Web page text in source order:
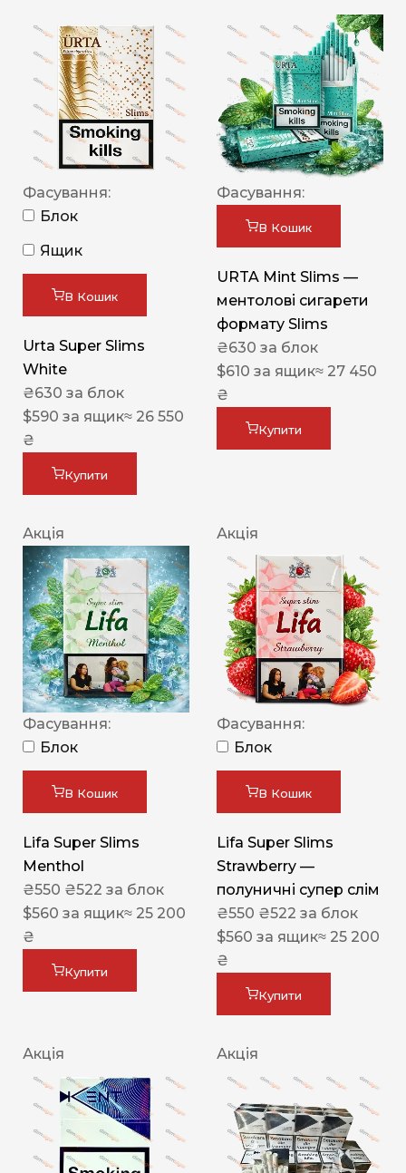
Фасування:
Блок
Ящик
В Кошик
Urta Super Slims
White
₴630 за блок
$590 за ящик≈ 26 550
₴
Купити
Фасування:
В Кошик
URTA Mint Slims —
ментолові сигарети
формату Slims
₴630 за блок
$610 за ящик≈ 27 450
₴
Купити
Акція
Фасування:
Блок
В Кошик
Lifa Super Slims
Menthol
₴550 ₴522 за блок
$560 за ящик≈ 25 200
₴
Купити
Акція
Фасування:
Блок
В Кошик
Lifa Super Slims
Strawberry —
полуничні супер слім
₴550 ₴522 за блок
$560 за ящик≈ 25 200
₴
Купити
Акція Акція